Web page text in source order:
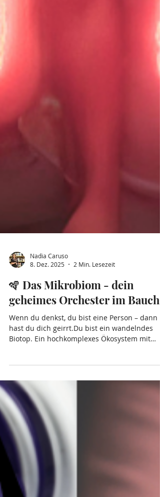
Nadia Caruso
8. Dez. 2025
2 Min. Lesezeit
🪇 Das Mikrobiom - dein
geheimes Orchester im Bauch
Wenn du denkst, du bist eine Person – dann
am Laufen halten (und manchmal auch
lahmlegen). Willkommen in der
Welt deines Mikrobioms! 🌿